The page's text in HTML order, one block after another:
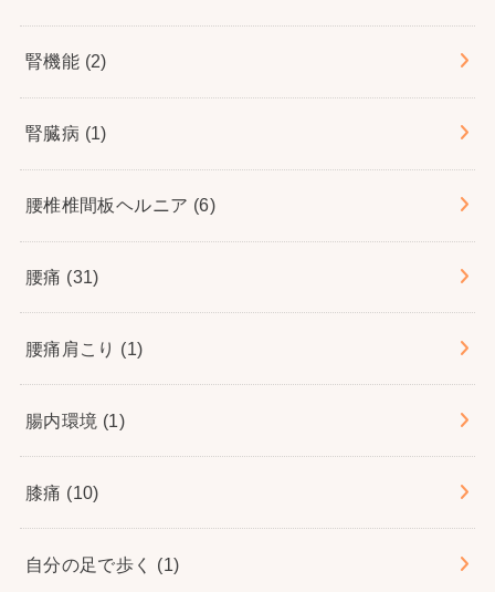
腎機能 (2)
腎臓病 (1)
腰椎椎間板ヘルニア (6)
腰痛 (31)
腰痛肩こり (1)
腸内環境 (1)
膝痛 (10)
自分の足で歩く (1)